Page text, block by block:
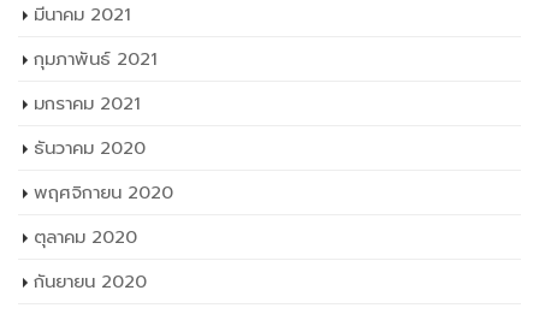
มีนาคม 2021
กุมภาพันธ์ 2021
มกราคม 2021
ธันวาคม 2020
พฤศจิกายน 2020
ตุลาคม 2020
กันยายน 2020